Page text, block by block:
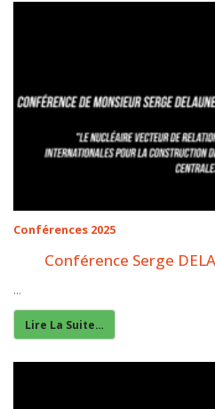
Conférences 2025
Conférence Serge
...
Lire La Suite…